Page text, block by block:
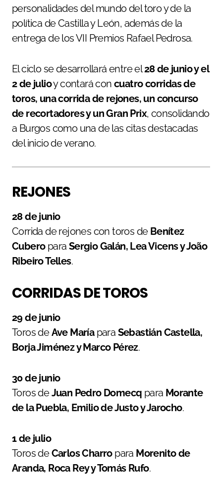
personalidades del mundo del toro y de la
política de Castilla y León, además de la
entrega de los VII Premios Rafael Pedrosa.
El ciclo se desarrollará entre el28 de junio y el
2 de julioy contará concuatro corridas de
toros, una corrida de rejones, un concurso
de recortadores y un Gran Prix, consolidando
a Burgos como una de las citas destacadas
del inicio de verano.
REJONES
28 de junio
Corrida de rejones con toros de Benítez
Cuberopara Sergio Galán, Lea Vicens y João
Ribeiro Telles.
CORRIDAS DE TOROS
29 de junio
Toros deAve Maríapara Sebastián Castella,
Borja Jiménez y Marco Pérez.
30 de junio
Toros deJuan Pedro Domecq para Morante
de la Puebla, Emilio de Justo y Jarocho.
1 de julio
Toros deCarlos Charropara Morenito de
Aranda, Roca Rey y Tomás Rufo.